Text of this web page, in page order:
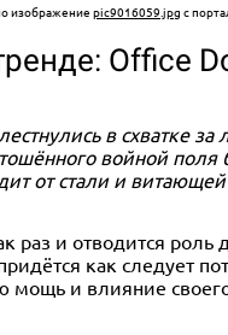
изображениеpic9016059.jpg с
Office
в схватке
войной
от стали и
раз и отводится
как следует
мощь и влияние